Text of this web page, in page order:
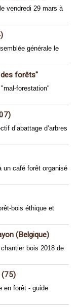
vendredi 29 mars à
générale le
forêts"
forestation"
d’abattage d’arbres
un café forêt organisé
bois éthique et
(Belgique)
bois 2018 de
(75)
en forêt - guide